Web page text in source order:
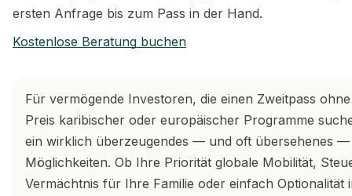
ersten Anfrage bis zum Pass in der Hand.
Kostenlose Beratung buchen
Für vermögende Investoren, die einen Zweitpass
Preis karibischer oder europäischer Programme
ein wirklich überzeugendes — und oft übersehenes
Möglichkeiten. Ob Ihre Priorität globale Mobilität,
Vermächtnis für Ihre Familie oder einfach Optionalität